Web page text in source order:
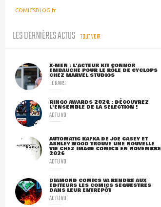
COMICSBLOG.fr
LES DERNIÈRES ACTUS TOUT VOIR
X-MEN : L'ACTEUR KIT CONNOR
EMBAUCHÉ POUR LE RÔLE DE CYCLOPS
CHEZ MARVEL STUDIOS
ECRANS
RINGO AWARDS 2026 : DÉCOUVREZ
L'ENSEMBLE DE LA SÉLECTION !
ACTU VO
AUTOMATIC KAFKA DE JOE CASEY ET
ASHLEY WOOD TROUVE UNE NOUVELLE
VIE CHEZ IMAGE COMICS EN NOVEMBRE
2026
ACTU VO
DIAMOND COMICS VA RENDRE AUX
ÉDITEURS LES COMICS SÉQUESTRÉS
DANS LEUR ENTREPÔT
ACTU VO